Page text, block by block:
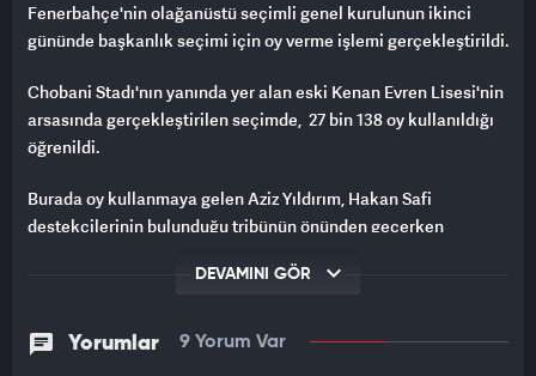
Fenerbahçe'nin olağanüstü seçimli genel kurulunun ikinci
gününde başkanlık seçimi için oy verme işlemi gerçekleştirildi.
Chobani Stadı'nın yanında yer alan eski Kenan Evren Lisesi'nin
arsasında gerçekleştirilen seçimde, 27 bin 138 oy kullanıldığı
öğrenildi.
Burada oy kullanmaya gelen Aziz Yıldırım, Hakan Safi
destekçilerinin bulunduğu tribünün önünden geçerken
"8 senedir nerede Aziz Yıldırım?"şeklinde yükselen
tezahüratlara
DEVAMINI GÖR
Yorumlar 9 Yorum Var